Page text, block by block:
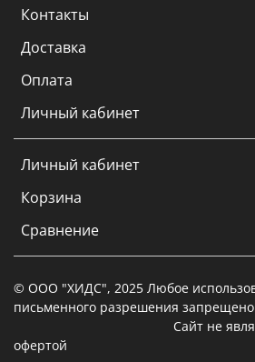
Контакты
Доставка
Оплата
Личный кабинет
Личный кабинет
Корзина
Сравнение
© ООО "ХИДС", 2025 Любое
письменного
Сайт не является
офертой